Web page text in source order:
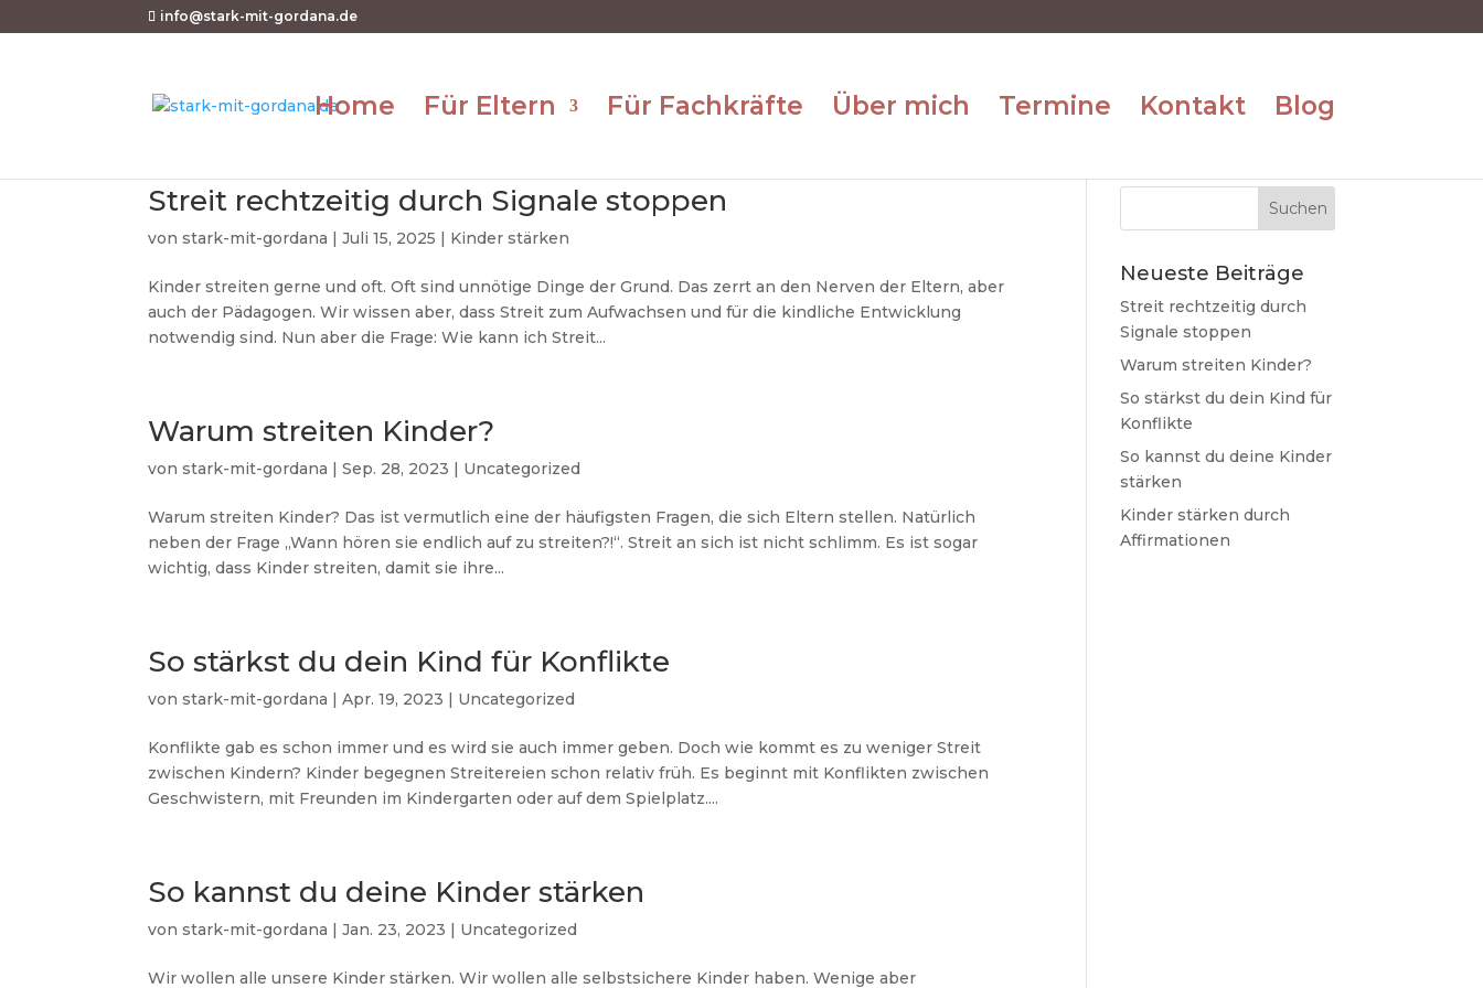
info@stark-mit-gordana.de
Home Für Eltern Für Fachkräfte Über mich Termine Kontakt Blog
Streit rechtzeitig durch Signale stoppen
vonstark-mit-gordana |Juli 15, 2025 | Kinder stärken
Kinder streiten gerne und oft. Oft sind unnötige Dinge der Grund. Das zerrt an den Nerven der Eltern, aber
auch der Pädagogen. Wir wissen aber, dass Streit zum Aufwachsen und für die kindliche Entwicklung
notwendig sind. Nun aber die Frage: Wie kann ich Streit...
Warum streiten Kinder?
vonstark-mit-gordana |Sep. 28, 2023 | Uncategorized
Warum streiten Kinder? Das ist vermutlich eine der häufigsten Fragen, die sich Eltern stellen. Natürlich
neben der Frage „Wann hören sie endlich auf zu streiten?!“. Streit an sich ist nicht schlimm. Es ist sogar
wichtig, dass Kinder streiten, damit sie ihre...
So stärkst du dein Kind für Konflikte
vonstark-mit-gordana |Apr. 19, 2023 | Uncategorized
Konflikte gab es schon immer und es wird sie auch immer geben. Doch wie kommt es zu weniger Streit
zwischen Kindern? Kinder begegnen Streitereien schon relativ früh. Es beginnt mit Konflikten zwischen
Geschwistern, mit Freunden im Kindergarten oder auf dem Spielplatz....
So kannst du deine Kinder stärken
vonstark-mit-gordana |Jan. 23, 2023 | Uncategorized
Wir wollen alle unsere Kinder stärken. Wir wollen alle selbstsichere Kinder haben. Wenige aber
Neueste Beiträge
Streit rechtzeitig durch
Signale stoppen
Warum streiten Kinder?
So stärkst du dein Kind für
Konflikte
So kannst du deine Kinder
stärken
Kinder stärken durch
Affirmationen